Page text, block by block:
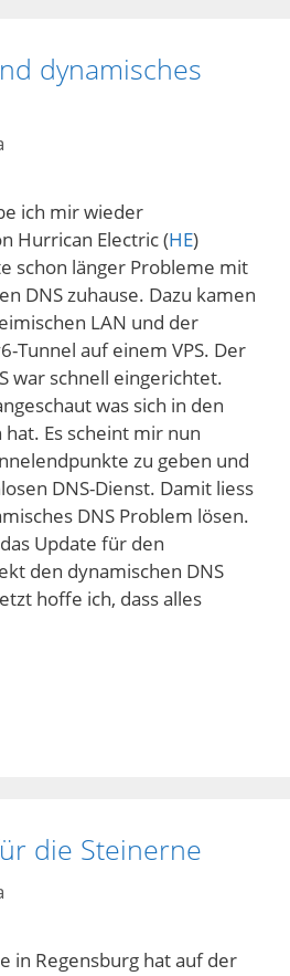
dynamisches
ich mir wieder
Hurrican Electric (HE)
schon länger Probleme mit
DNS zuhause. Dazu kamen
LAN und der
Tunnel auf einem VPS. Der
war schnell eingerichtet.
was sich in den
Es scheint mir nun
zu geben und
DNS-Dienst. Damit liess
DNS Problem lösen.
Update für den
den dynamischen DNS
hoffe ich, dass alles
die Steinerne
in Regensburg hat auf der